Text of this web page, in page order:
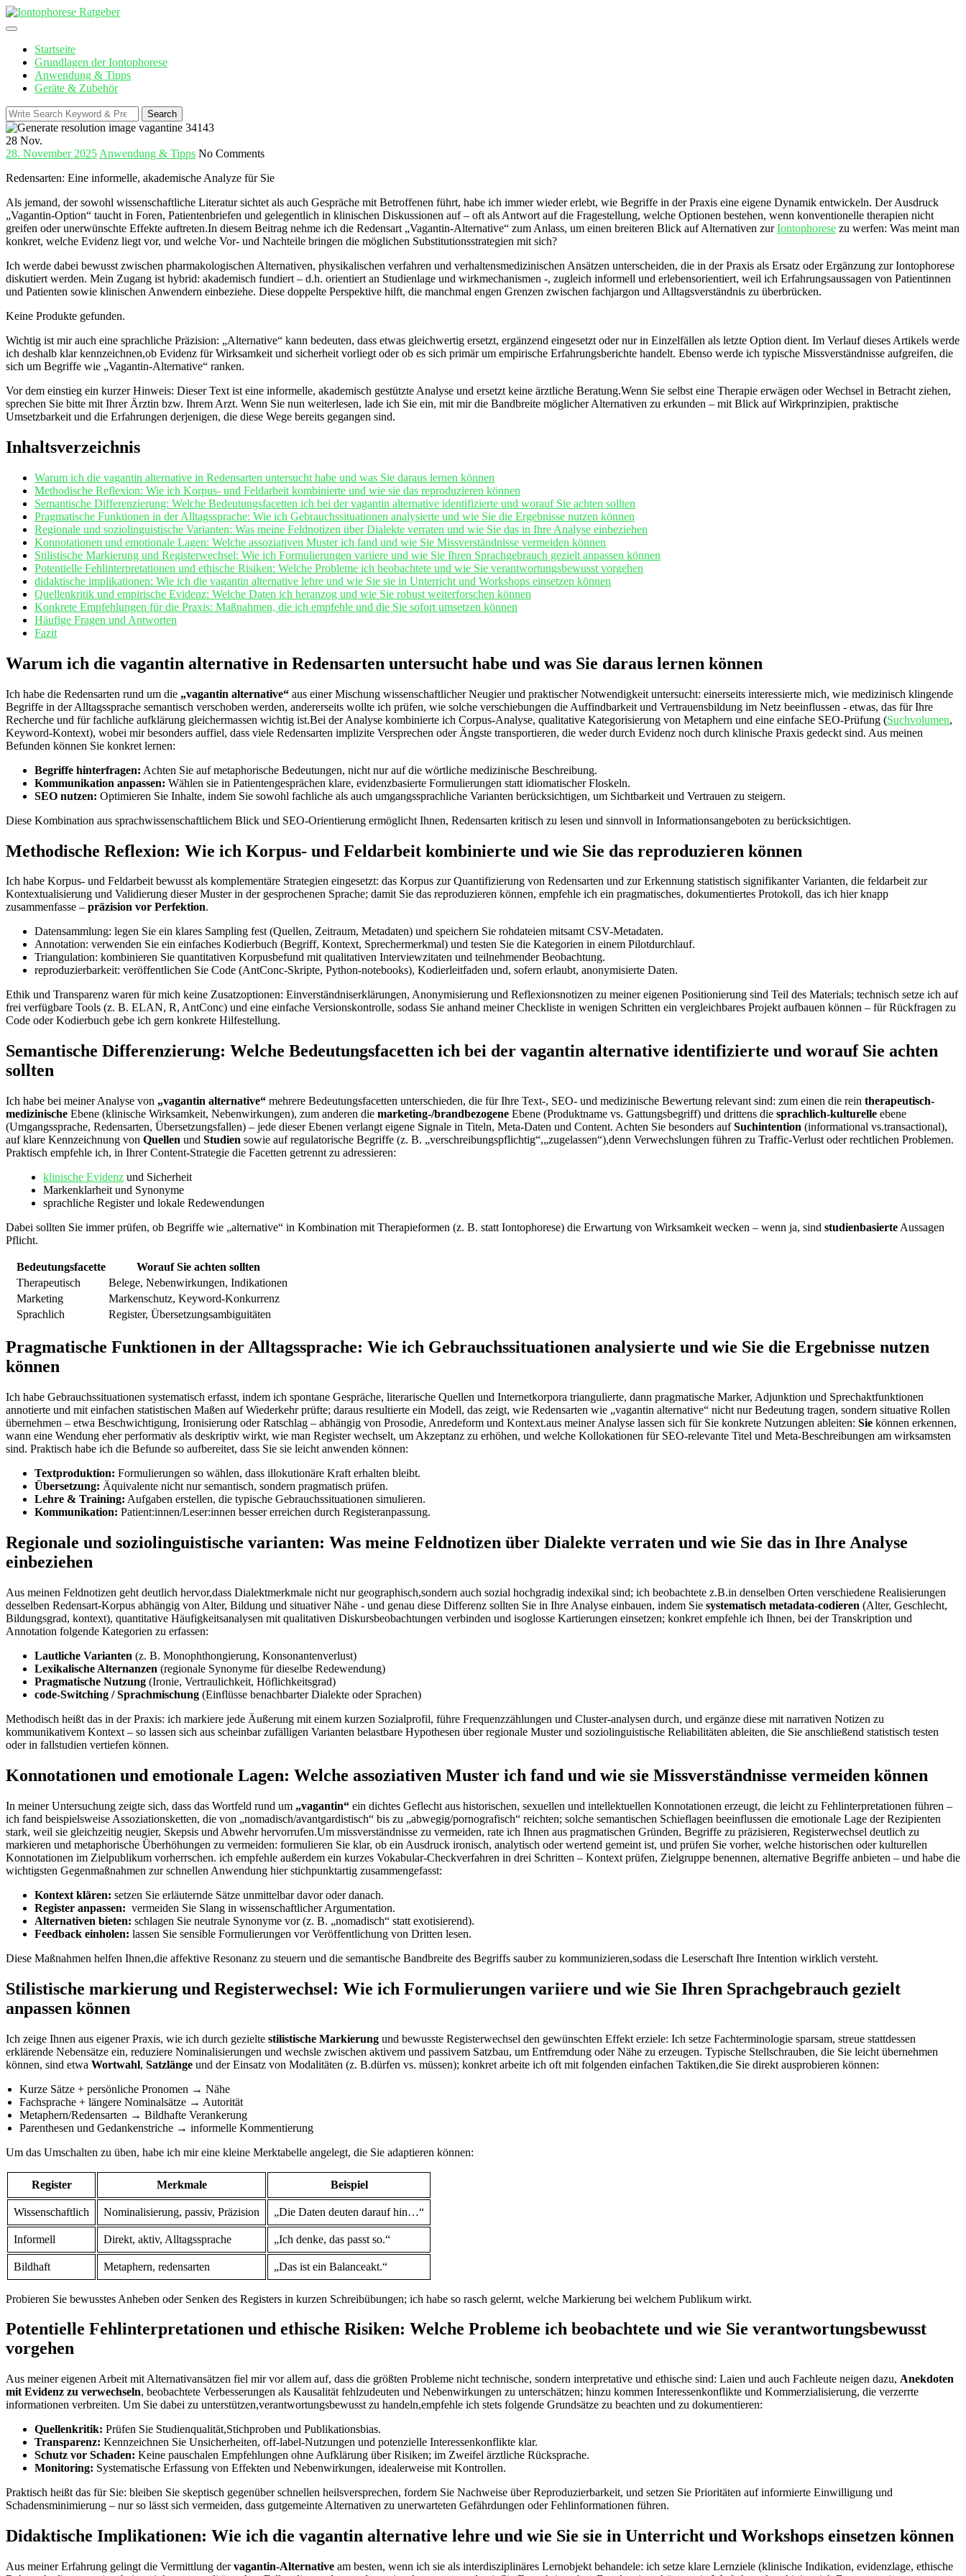
Skip
to
Startseite
Grundlagen der Iontophorese
Anwendung & Tipps
Geräte & Zubehör
Search
for:
Search
28 Nov.
28. November 2025 Anwendung & Tipps No Comments
Redensarten: Eine informelle, akademische Analyze für Sie
Als jemand, der sowohl wissenschaftliche Literatur sichtet als auch‍ Gespräche mit Betroffenen führt, habe ich immer wieder erlebt, ‍wie Begriffe in der Praxis eine eigene Dynamik entwickeln. Der Ausdruck
„Vagantin‑Option“ taucht in Foren, Patientenbriefen und gelegentlich in klinischen Diskussionen auf – oft als Antwort auf die Fragestellung, welche Optionen‍ bestehen, wenn ⁣konventionelle therapien nicht
greifen oder unerwünschte Effekte auftreten.In diesem Beitrag nehme ich die ‌Redensart „Vagantin‑Alternative“‌ zum Anlass, um einen breiteren‌ Blick auf Alternativen zurIontophorese zu werfen: ⁤Was meint‌ man
konkret, welche Evidenz liegt vor, und welche Vor‑ und Nachteile bringen die möglichen Substitutionsstrategien mit sich?
Ich werde ‍dabei bewusst zwischen pharmakologischen Alternativen, physikalischen verfahren und verhaltensmedizinischen Ansätzen unterscheiden, die in der Praxis als Ersatz oder Ergänzung zur Iontophorese
diskutiert werden. Mein Zugang ist hybrid: akademisch fundiert – ‍d.h. orientiert an Studienlage und wirkmechanismen -, ⁤zugleich ⁣informell und erlebensorientiert, weil ich Erfahrungsaussagen von Patientinnen
und Patienten sowie klinischen Anwendern einbeziehe.⁣ Diese​ doppelte Perspektive ⁣hilft, die manchmal engen Grenzen zwischen fachjargon und Alltagsverständnis zu überbrücken.
Keine Produkte gefunden.
Wichtig‌ ist mir auch eine sprachliche Präzision: „Alternative“ kann bedeuten, dass etwas gleichwertig ersetzt, ergänzend eingesetzt oder nur ‍in Einzelfällen als letzte Option dient. Im Verlauf dieses Artikels werde
ich​ deshalb klar kennzeichnen,ob Evidenz für Wirksamkeit und sicherheit vorliegt oder ob⁤ es sich primär um empirische Erfahrungsberichte handelt. Ebenso werde ich⁣ typische Missverständnisse aufgreifen, ⁢die
sich um Begriffe wie „Vagantin‑Alternative“ ranken.
Vor dem einstieg ein kurzer Hinweis: Dieser Text ist ‍eine informelle, akademisch gestützte Analyse und ersetzt keine ärztliche Beratung.Wenn Sie selbst eine Therapie erwägen oder‌ Wechsel in⁤ Betracht ‍ziehen,
sprechen Sie bitte mit Ihrer Ärztin bzw. Ihrem Arzt. Wenn Sie nun weiterlesen, lade ​ich Sie ein, mit mir die Bandbreite möglicher Alternativen zu erkunden – mit Blick auf Wirkprinzipien, praktische
Umsetzbarkeit‍ und die Erfahrungen derjenigen, die diese‍ Wege bereits gegangen sind.
Inhaltsverzeichnis
Warum ich die vagantin alternative in Redensarten untersucht⁤ habe und was Sie daraus lernen können
Methodische Reflexion: Wie ich Korpus-⁢ und Feldarbeit kombinierte und wie sie⁢ das reproduzieren können
Semantische Differenzierung: Welche Bedeutungsfacetten ich bei der vagantin alternative identifizierte⁤ und worauf Sie achten ⁣sollten
Pragmatische Funktionen in der Alltagssprache: Wie ich Gebrauchssituationen analysierte ‍und wie Sie ​die Ergebnisse nutzen können
Regionale und soziolinguistische Varianten: Was meine Feldnotizen über Dialekte verraten und wie Sie ⁤das in Ihre Analyse einbeziehen
Konnotationen und emotionale Lagen: Welche assoziativen Muster ich fand und wie Sie Missverständnisse vermeiden können
Stilistische ⁣Markierung und Registerwechsel: Wie ich Formulierungen variiere und wie Sie Ihren Sprachgebrauch gezielt anpassen ‍können
Potentielle Fehlinterpretationen und ethische Risiken: Welche Probleme ich beobachtete und wie Sie verantwortungsbewusst ⁤vorgehen
didaktische implikationen: Wie ich die vagantin alternative lehre und wie⁢ Sie sie in Unterricht und Workshops einsetzen können
Quellenkritik und empirische Evidenz: Welche Daten ich heranzog und ‍wie Sie⁣ robust weiterforschen können
Konkrete Empfehlungen für die Praxis: Maßnahmen, die ich empfehle und die Sie sofort umsetzen⁢ können
Häufige Fragen und Antworten
Fazit
Warum ich die⁤ vagantin alternative in Redensarten untersucht habe und was Sie daraus lernen können
Ich habe die Redensarten rund um die „vagantin alternative“ aus einer Mischung wissenschaftlicher​ Neugier und praktischer Notwendigkeit untersucht: einerseits⁤ interessierte mich, wie medizinisch​ klingende
Begriffe in der Alltagssprache semantisch verschoben werden, andererseits wollte ich ‍prüfen, wie⁤ solche verschiebungen die Auffindbarkeit und Vertrauensbildung im Netz beeinflussen -‍ etwas, das für ‌Ihre
Recherche ‍und für fachliche aufklärung gleichermassen wichtig ist.Bei der Analyse⁢ kombinierte ich Corpus-Analyse, qualitative Kategorisierung‌ von Metaphern und eine einfache SEO-Prüfung (Suchvolumen,
Keyword-Kontext), wobei mir besonders auffiel,⁣ dass viele Redensarten implizite Versprechen oder Ängste transportieren, die weder durch ‌Evidenz noch ‌durch klinische Praxis gedeckt sind. Aus meinen
Befunden können Sie konkret lernen:
Begriffe hinterfragen: Achten Sie auf metaphorische Bedeutungen, nicht nur auf die wörtliche medizinische Beschreibung.
Kommunikation anpassen: Wählen sie in Patientengesprächen klare, evidenzbasierte Formulierungen⁣ statt idiomatischer Floskeln.
SEO nutzen: Optimieren Sie Inhalte, indem Sie sowohl ⁤fachliche als auch umgangssprachliche ⁤Varianten berücksichtigen, ⁤um Sichtbarkeit und Vertrauen zu steigern.
Diese Kombination ​aus sprachwissenschaftlichem ‍Blick und SEO-Orientierung ermöglicht ​Ihnen, Redensarten kritisch zu lesen und sinnvoll in Informationsangeboten zu berücksichtigen.
Methodische Reflexion: Wie ich Korpus- und Feldarbeit kombinierte und wie Sie das reproduzieren können
Ich habe Korpus- und Feldarbeit bewusst als komplementäre Strategien eingesetzt: das Korpus zur Quantifizierung von Redensarten und zur Erkennung statistisch signifikanter Varianten, die feldarbeit zur
Kontextualisierung ⁢und Validierung dieser Muster‍ in der gesprochenen Sprache; damit Sie das reproduzieren ⁤können, empfehle ich ein pragmatisches, dokumentiertes Protokoll, das ich hier knapp
zusammenfasse – präzision ‍vor Perfektion.
Datensammlung: legen Sie ein klares Sampling⁢ fest (Quellen, Zeitraum,‌ Metadaten) und speichern Sie rohdateien mitsamt CSV-Metadaten.
Annotation: verwenden Sie ein einfaches Kodierbuch (Begriff, Kontext, Sprechermerkmal) und testen Sie die Kategorien in‍ einem Pilotdurchlauf.
Triangulation:‍ kombinieren Sie‍ quantitativen Korpusbefund ⁢mit qualitativen⁢ Interviewzitaten und teilnehmender Beobachtung.
reproduzierbarkeit:‍ veröffentlichen Sie Code (AntConc-Skripte, ​Python-notebooks), Kodierleitfaden und, sofern erlaubt, ​anonymisierte Daten.
Ethik und Transparenz waren​ für mich keine⁢ Zusatzoptionen: Einverständniserklärungen,⁤ Anonymisierung ⁣und Reflexionsnotizen zu meiner eigenen Positionierung sind Teil des Materials;⁢ technisch setze ich auf
frei‍ verfügbare Tools (z. B. ELAN, R, AntConc) ‍und eine einfache Versionskontrolle, sodass Sie anhand meiner Checkliste in wenigen Schritten⁣ ein vergleichbares Projekt aufbauen können – für Rückfragen zu
Code oder Kodierbuch gebe⁣ ich⁣ gern konkrete Hilfestellung.
Semantische Differenzierung: Welche Bedeutungsfacetten ich bei der vagantin ⁤alternative identifizierte und worauf Sie ‍achten
sollten
Ich habe bei meiner Analyse von⁣ „vagantin alternative“ mehrere Bedeutungsfacetten unterschieden, die für Ihre Text-, SEO- und medizinische Bewertung relevant sind: zum einen die rein⁢ therapeutisch-
medizinische Ebene ⁢(klinische Wirksamkeit, Nebenwirkungen), zum anderen die marketing‑/brandbezogene Ebene (Produktname vs. Gattungsbegriff) und drittens die sprachlich‑kulturelle ebene
(Umgangssprache, ‍Redensarten, Übersetzungsfallen) – jede dieser Ebenen verlangt eigene Signale in Titeln, Meta‑Daten und Content. ​Achten Sie besonders aufSuchintention (informational vs.transactional),
auf klare Kennzeichnung‍ von Quellen und Studien sowie auf regulatorische Begriffe (z. B. „verschreibungspflichtig“,„zugelassen“),denn Verwechslungen führen zu Traffic‑Verlust oder rechtlichen Problemen.
Praktisch empfehle ich, in ‌Ihrer Content‑Strategie die Facetten getrennt zu‍ adressieren:
klinische Evidenz und Sicherheit
Markenklarheit und⁢ Synonyme
sprachliche Register und lokale Redewendungen
Dabei sollten Sie immer prüfen, ‍ob Begriffe wie „alternative“ in Kombination mit Therapieformen⁣ (z. B. statt Iontophorese) die Erwartung von Wirksamkeit wecken – wenn ja, sind studienbasierte Aussagen
Pflicht.
Bedeutungsfacette
Worauf⁤ Sie achten sollten
Therapeutisch
Belege, Nebenwirkungen, Indikationen
Marketing
Markenschutz, Keyword‑Konkurrenz
Sprachlich
Register, Übersetzungsambiguitäten
Pragmatische Funktionen in der Alltagssprache: Wie ich Gebrauchssituationen ⁣analysierte und wie Sie die Ergebnisse⁤ nutzen
können
Ich habe Gebrauchssituationen systematisch⁣ erfasst, indem ich‍ spontane Gespräche, literarische Quellen und Internetkorpora triangulierte, dann pragmatische Marker, Adjunktion und Sprechaktfunktionen
annotierte und ‍mit einfachen statistischen ⁤Maßen auf Wiederkehr prüfte; daraus resultierte ein Modell, das zeigt, wie​ Redensarten ‍wie „vagantin alternative“ nicht nur Bedeutung tragen, sondern situative Rollen
‌übernehmen – etwa Beschwichtigung, Ironisierung oder‌ Ratschlag – abhängig von ‌Prosodie, Anredeform und Kontext.aus meiner⁣ Analyse lassen sich für Sie konkrete Nutzungen ⁤ableiten: Sie können erkennen,
wann eine Wendung eher performativ als deskriptiv wirkt, wie man Register wechselt, um Akzeptanz zu erhöhen, und welche Kollokationen für SEO-relevante Titel und ​Meta-Beschreibungen am‌ wirksamsten
sind. Praktisch habe ich die Befunde so aufbereitet, dass Sie ⁤sie leicht anwenden können:
Textproduktion: Formulierungen so wählen, dass illokutionäre⁢ Kraft​ erhalten bleibt.
Übersetzung: Äquivalente nicht nur ​semantisch, sondern pragmatisch prüfen.
Lehre & Training: Aufgaben ​erstellen, die typische ⁢Gebrauchssituationen⁤ simulieren.
Kommunikation: Patient:innen/Leser:innen besser erreichen durch Registeranpassung.
Regionale und soziolinguistische varianten: Was meine Feldnotizen über Dialekte verraten und wie ⁣Sie das in Ihre Analyse
einbeziehen
Aus meinen Feldnotizen geht deutlich hervor,dass ⁣Dialektmerkmale nicht nur geographisch,sondern auch sozial hochgradig indexikal sind; ich beobachtete ⁢z.B.in denselben Orten verschiedene Realisierungen
desselben Redensart-Korpus abhängig von⁤ Alter, Bildung und situativer Nähe -‍ und genau diese Differenz sollten Sie in Ihre Analyse einbauen, indem Sie systematisch metadata-codieren (Alter, Geschlecht,
Bildungsgrad, kontext), quantitative Häufigkeitsanalysen mit qualitativen Diskursbeobachtungen verbinden und isoglosse⁣ Kartierungen einsetzen; konkret empfehle‍ ich Ihnen, bei der Transkription und
Annotation⁣ folgende Kategorien zu erfassen:
Lautliche Varianten (z. B. Monophthongierung, Konsonantenverlust)
Lexikalische ⁢Alternanzen (regionale Synonyme für dieselbe Redewendung)
Pragmatische Nutzung (Ironie, Vertraulichkeit, Höflichkeitsgrad)
code-Switching / Sprachmischung (Einflüsse benachbarter Dialekte oder Sprachen)
Methodisch heißt das in der Praxis: ich markiere jede Äußerung mit einem kurzen ​Sozialprofil, führe Frequenzzählungen und Cluster-analysen durch, und ergänze diese mit narrativen Notizen zu
kommunikativem Kontext – ​so lassen sich aus scheinbar zufälligen Varianten‌ belastbare ​Hypothesen über regionale Muster‌ und soziolinguistische Reliabilitäten ableiten, die‍ Sie anschließend statistisch testen
oder in fallstudien vertiefen können.
Konnotationen und emotionale⁤ Lagen: Welche assoziativen Muster ich fand und wie sie Missverständnisse vermeiden können
In meiner‍ Untersuchung zeigte sich, dass das Wortfeld rund um „vagantin“ ein dichtes Geflecht ⁤aus historischen, sexuellen und intellektuellen‍ Konnotationen erzeugt, die leicht zu Fehlinterpretationen führen –
ich fand beispielsweise Assoziationsketten, die von ⁢„nomadisch/avantgardistisch“ bis zu ​„abwegig/pornografisch“ reichten; solche semantischen Schieflagen beeinflussen die ⁣emotionale Lage der Rezipienten
stark, weil sie gleichzeitig neugier, Skepsis und Abwehr hervorrufen.Um missverständnisse zu vermeiden, rate ich Ihnen‍ aus pragmatischen Gründen, Begriffe zu⁣ präzisieren,‍ Registerwechsel deutlich zu
markieren‍ und metaphorische Überhöhungen zu vermeiden: formulieren Sie klar, ob ein Ausdruck ironisch, ⁣analytisch oder wertend gemeint ‌ist, und‌ prüfen Sie vorher, welche historischen oder ⁢kulturellen
Konnotationen im Zielpublikum ⁣vorherrschen. ich empfehle außerdem ein kurzes Vokabular-Checkverfahren in drei Schritten – Kontext prüfen, Zielgruppe benennen, alternative Begriffe anbieten – und habe die
wichtigsten Gegenmaßnahmen zur schnellen Anwendung hier stichpunktartig‍ zusammengefasst:
Kontext klären: setzen⁢ Sie erläuternde Sätze unmittelbar davor oder danach.
Register anpassen: ‌ vermeiden Sie Slang in wissenschaftlicher Argumentation.
Alternativen bieten: schlagen Sie neutrale Synonyme vor ⁤(z.⁢ B. „nomadisch“ statt exotisierend).
Feedback einholen: lassen Sie sensible Formulierungen vor Veröffentlichung von Dritten lesen.
Diese Maßnahmen helfen Ihnen,die affektive Resonanz zu steuern und die semantische Bandbreite des Begriffs sauber zu kommunizieren,sodass die Leserschaft Ihre Intention wirklich versteht.
Stilistische markierung und Registerwechsel: Wie ich Formulierungen⁣ variiere und wie Sie Ihren Sprachgebrauch gezielt
anpassen können
Ich zeige Ihnen aus eigener Praxis,‍ wie ich durch gezielte stilistische Markierung und bewusste Registerwechsel den gewünschten Effekt erziele: Ich setze Fachterminologie sparsam, streue stattdessen
erklärende Nebensätze ein, reduziere Nominalisierungen⁣ und‍ wechsle zwischen aktivem und passivem⁤ Satzbau, um Entfremdung oder Nähe zu erzeugen. Typische Stellschrauben, die Sie leicht übernehmen
können, sind etwa Wortwahl, Satzlänge und der Einsatz von Modalitäten (z. B.dürfen vs. müssen); konkret arbeite ich oft mit folgenden einfachen Taktiken,die Sie‍ direkt ausprobieren können:
Kurze Sätze + persönliche Pronomen → ‍Nähe
Fachsprache + längere Nominalsätze ⁤→ Autorität
Metaphern/Redensarten → Bildhafte Verankerung
Parenthesen und Gedankenstriche → informelle Kommentierung
Um das‍ Umschalten zu üben, habe ich⁢ mir eine kleine ‌Merktabelle ⁢angelegt, die Sie adaptieren können:
Register Merkmale Beispiel
Wissenschaftlich Nominalisierung, ⁤passiv, Präzision „Die Daten deuten darauf hin…“
Informell Direkt, aktiv, Alltagssprache „Ich denke, das passt so.“
Bildhaft Metaphern, redensarten „Das​ ist ein Balanceakt.“
Probieren Sie‍ bewusstes Anheben ⁤oder Senken des Registers in kurzen Schreibübungen; ich habe so rasch gelernt, welche Markierung bei welchem Publikum wirkt.
Potentielle Fehlinterpretationen und ethische Risiken: Welche Probleme ich beobachtete und wie Sie verantwortungsbewusst
vorgehen
Aus meiner eigenen Arbeit mit Alternativansätzen fiel mir vor allem auf, dass die größten Probleme nicht technische, sondern interpretative und ethische sind: Laien und auch Fachleute neigen dazu, Anekdoten
mit Evidenz zu verwechseln, beobachtete Verbesserungen als Kausalität fehlzudeuten und Nebenwirkungen zu unterschätzen;‌ hinzu kommen ‍Interessenkonflikte und Kommerzialisierung, die verzerrte
informationen verbreiten. Um Sie dabei zu unterstützen,verantwortungsbewusst zu handeln,empfehle ich stets folgende Grundsätze​ zu beachten und zu dokumentieren:
Quellenkritik: Prüfen Sie Studienqualität,Stichproben und Publikationsbias.
Transparenz: Kennzeichnen Sie Unsicherheiten,⁤ off-label-Nutzungen und potenzielle Interessenkonflikte⁤ klar.
Schutz vor Schaden: Keine pauschalen Empfehlungen ohne Aufklärung über Risiken; im Zweifel ärztliche Rücksprache.
Monitoring: Systematische Erfassung von Effekten und⁣ Nebenwirkungen, idealerweise mit Kontrollen.
Praktisch heißt das für⁣ Sie: bleiben Sie skeptisch‌ gegenüber schnellen heilsversprechen, fordern Sie ⁤Nachweise über Reproduzierbarkeit,⁤ und setzen Sie Prioritäten auf informierte Einwilligung und
Schadensminimierung – nur ​so lässt sich vermeiden, dass gutgemeinte Alternativen zu unerwarteten Gefährdungen oder Fehlinformationen führen.
Didaktische Implikationen: Wie ⁤ich die vagantin alternative lehre und wie Sie sie in ⁢Unterricht und Workshops einsetzen können
Aus meiner Erfahrung⁢ gelingt die Vermittlung dervagantin‑Alternative am besten,‌ wenn ich sie als⁢ interdisziplinäres Lernobjekt behandele:⁣ ich setze klare Lernziele (klinische Indikation, evidenzlage, ethische